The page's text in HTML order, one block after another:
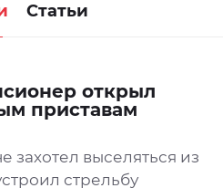
Статьи
открыл
приставам
захотел выселяться из
стрельбу